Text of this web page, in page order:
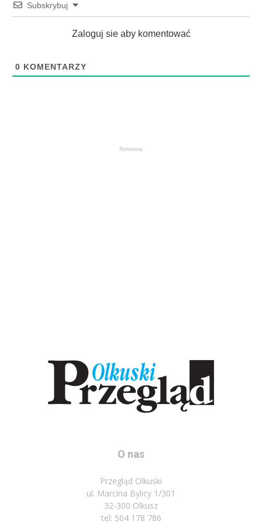
Subskrybuj
Zaloguj sie aby komentować
0 KOMENTARZY
Reklama
O nas
Przegląd Olkuski
ul. Marcina Bylicy 1/301
32-300 Olkusz
tel: 504 178 786